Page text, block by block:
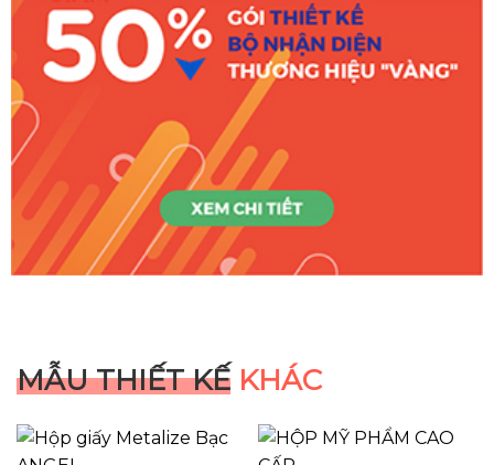
MẪU THIẾT KẾ KHÁC